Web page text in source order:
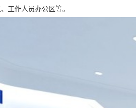
工作人员办公区等。